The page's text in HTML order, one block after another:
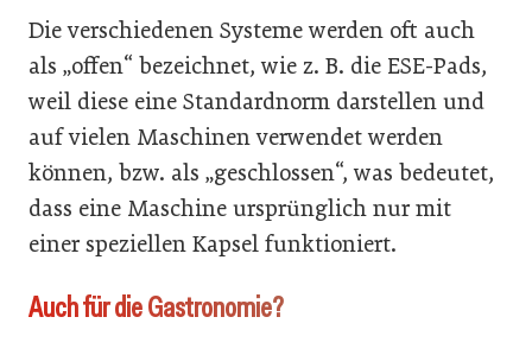
Die verschiedenen Systeme werden oft auch
als „offen“ bezeichnet, wie z. B. die ESE-Pads,
weil diese eine Standardnorm darstellen und
auf vielen Maschinen verwendet werden
können, bzw. als „geschlossen“, was bedeutet,
dass eine Maschine ursprünglich nur mit
einer speziellen Kapsel funktioniert.
Auch für die Gastronomie?